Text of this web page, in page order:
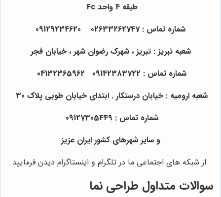
طبقه 4 واحد 4c
شماره تماس : 02633262747 09129234620
شعبه تبریز : تبریز ، شهرک رضوان شهر ، خیابان فجر
شماره تماس : 09142383722 04132365962
شعبه ارومیه : خیابان درستکار . ابتدای خیابان طوبی پلاک 30
شماره تماس : 09127305449
و سایر شهرهای کشور ایران عزیز
از شبکه های اجتماعی ما در تلگرام و اینستاگرام دیدن فرمایید
سوالات متداول طراحی نما